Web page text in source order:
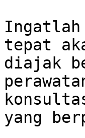
Ingatlah
tepat
diajak
yang